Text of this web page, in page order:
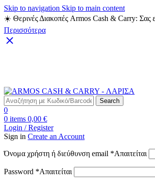
Skip to navigation Skip to main content
☀️ Θερινές Διακοπές Armos Cash & Carry: Σας
Περισσότερα
Search
0
0 items 0,00 €
Login / Register
Sign in Create an Account
Όνομα χρήστη ή διεύθυνση email *Απαιτείται
Password *Απαιτείται